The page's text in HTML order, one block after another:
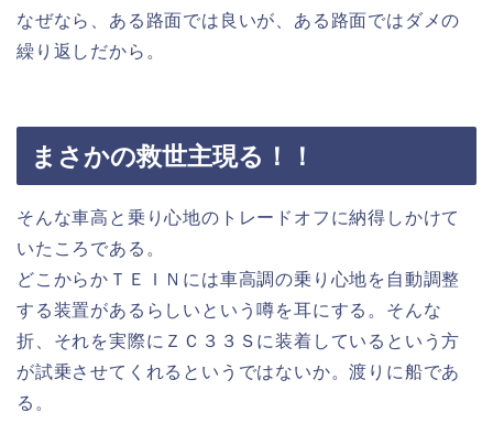
なぜなら、ある路面では良いが、ある路面ではダメの
繰り返しだから。
まさかの救世主現る！！
そんな車高と乗り心地のトレードオフに納得しかけて
いたころである。
どこからかＴＥＩＮには車高調の乗り心地を自動調整
する装置があるらしいという噂を耳にする。そんな
折、それを実際にＺＣ３３Ｓに装着しているという方
が試乗させてくれるというではないか。渡りに船であ
る。